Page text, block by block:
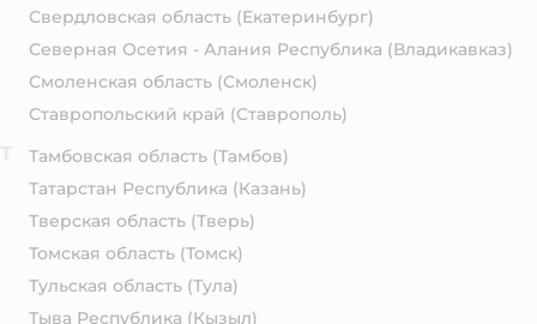
Свердловская область (Екатеринбург)
Северная Осетия - Алания Республика (Владикавказ)
Смоленская область (Смоленск)
Ставропольский край (Ставрополь)
Тамбовская область (Тамбов)
Татарстан Республика (Казань)
Тверская область (Тверь)
Томская область (Томск)
Тульская область (Тула)
Тыва Республика (Кызыл)